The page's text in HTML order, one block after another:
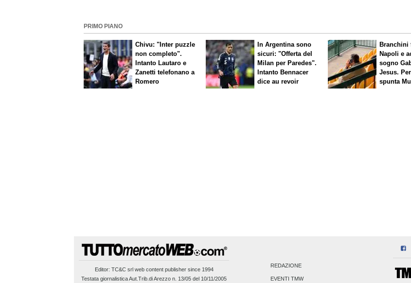
PRIMO PIANO
Chivu: "Inter puzzle
non completo".
Intanto Lautaro e
Zanetti telefonano a
Romero
In Argentina sono
sicuri: "Offerta del
Milan per Paredes".
Intanto Bennacer
diceau revoir
Branchini
Napoli e
sogno
Jesus.
spunta
Editor: TC&C srlweb content publisher since 1994
Testata giornalistica Aut.Trib.di Arezzo n. 13/05 del 10/11/2005
REDAZIONE
EVENTI TMW